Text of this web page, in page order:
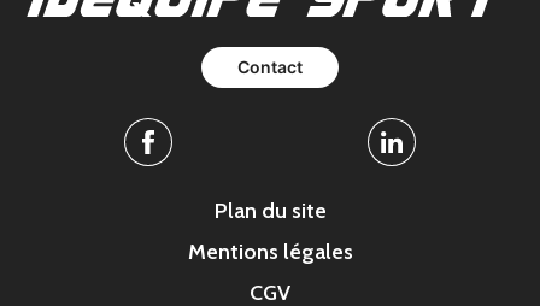
Contact
Facebook Linkedin
Plan du site
Mentions légales
CGV